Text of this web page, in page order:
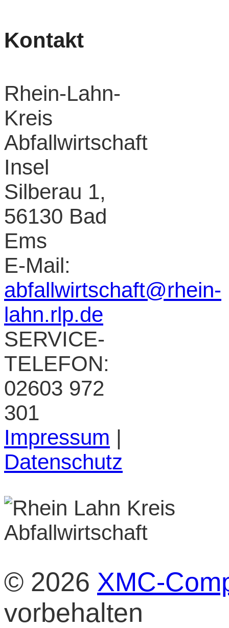
Kontakt
Rhein-Lahn-
Kreis
Abfallwirtschaft
Insel
Silberau 1,
56130 Bad
Ems
E-Mail:
abfallwirtschaft@rhein-
lahn.rlp.de
SERVICE-
TELEFON:
02603 972
301
Impressum |
Datenschutz
© 2026 XMC-
vorbehalten